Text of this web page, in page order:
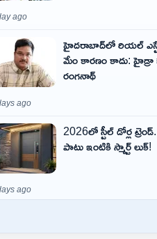
ago
హైదరాబాద్‌లో రియల్
మేం కారణం కాదు:
రంగనాథ్
ago
2026లో స్టీల్ డోర్ల
పాటు ఇంటికి స్మార్ట్ లుక్!
ago